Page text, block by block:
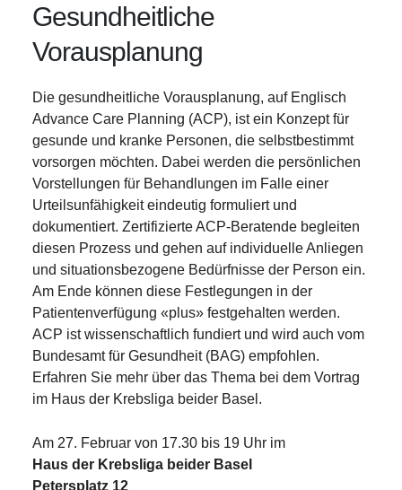
Gesundheitliche
Vorausplanung
Die gesundheitliche Vorausplanung, auf Englisch
Advance Care Planning (ACP), ist ein Konzept für
gesunde und kranke Personen, die selbstbestimmt
vorsorgen möchten. Dabei werden die persönlichen
Vorstellungen für Behandlungen im Falle einer
Urteilsunfähigkeit eindeutig formuliert und
dokumentiert. Zertifizierte ACP-Beratende begleiten
diesen Prozess und gehen auf individuelle Anliegen
und situationsbezogene Bedürfnisse der Person ein.
Am Ende können diese Festlegungen in der
Patientenverfügung «plus» festgehalten werden.
ACP ist wissenschaftlich fundiert und wird auch vom
Bundesamt für Gesundheit (BAG) empfohlen.
Erfahren Sie mehr über das Thema bei dem Vortrag
im Haus der Krebsliga beider Basel.
Am 27. Februar von 17.30 bis 19 Uhr im
Haus der Krebsliga beider Basel
Petersplatz 12